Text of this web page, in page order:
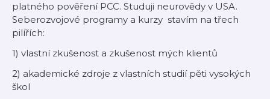
platného pověření PCC. Studuji neurovědy v USA.
Seberozvojové programy a kurzy stavím na třech
pilířích:
1) vlastní zkušenost a zkušenost mých klientů
2) akademické zdroje z vlastních studií pěti vysokých
škol